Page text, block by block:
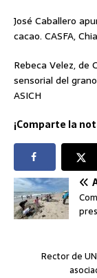
José Caballero
cacao. CASFA,
Rebeca Velez, de
sensorial del
ASICH
¡Comparte la
Rector de